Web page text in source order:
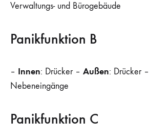
Verwaltungs- und Bürogebäude
Panikfunktion B
– Innen: Drücker – Außen: Drücker –
Nebeneingänge
Panikfunktion C